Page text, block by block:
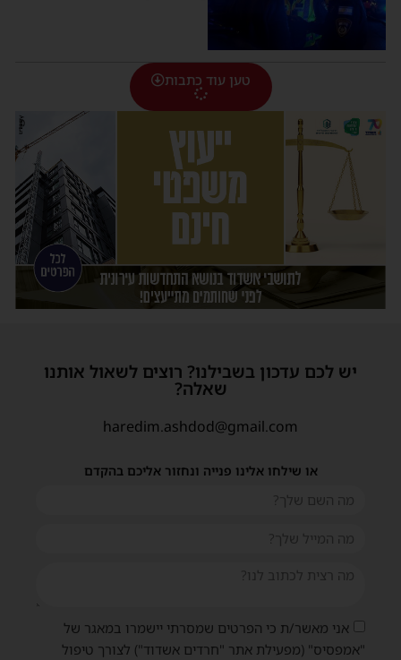
טען עוד כתבות
יש לכם עדכון בשבילנו? רוצים לשאול אותנו
שאלה?
haredim.ashdod@gmail.com
או שילחו אלינו פנייה ונחזור אליכם בהקדם
אני מאשר/ת כי הפרטים שמסרתי יישמרו במאגר של
"אמפסיס" (מפעילת אתר "חרדים אשדוד") לצורך טיפול